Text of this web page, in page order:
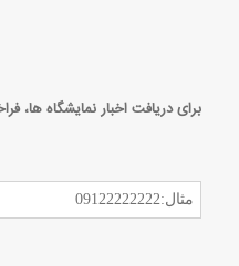
برای دریافت اخبار نمایشگاه ها،